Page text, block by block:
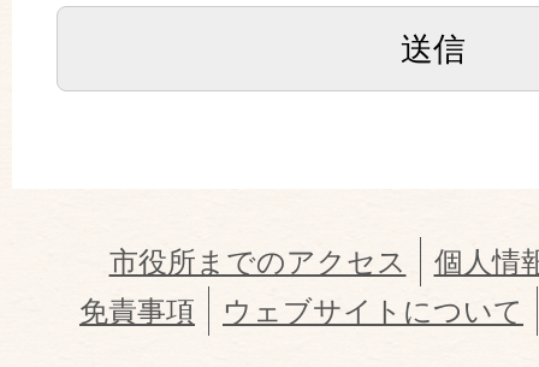
市役所までのアクセス
個人情
免責事項
ウェブサイトについて